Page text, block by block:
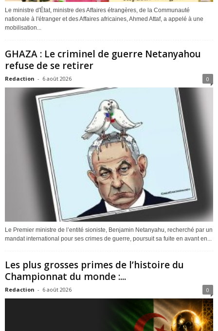
Le ministre d'État, ministre des Affaires étrangères, de la Communauté
nationale à l'étranger et des Affaires africaines, Ahmed Attaf, a appelé à une
mobilisation...
GHAZA : Le criminel de guerre Netanyahou
refuse de se retirer
Redaction - 6 août 2026 0
Le Premier ministre de l’entité sioniste, Benjamin Netanyahu, recherché par un
mandat international pour ses crimes de guerre, poursuit sa fuite en avant en...
Les plus grosses primes de l’histoire du
Championnat du monde :...
Redaction - 6 août 2026 0